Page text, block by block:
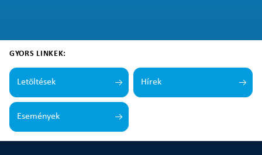
GYORS LINKEK:
Letöltések Hírek
Események